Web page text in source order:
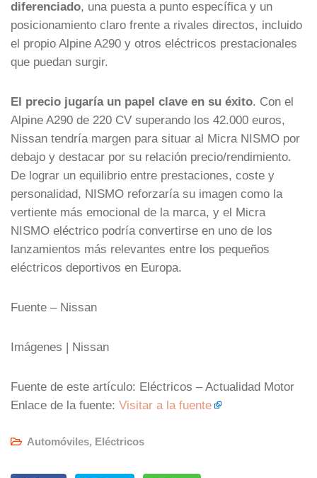
diferenciado, una puesta a punto específica y un
posicionamiento claro frente a rivales directos, incluido
el propio Alpine A290 y otros eléctricos prestacionales
que puedan surgir.
El precio jugaría un papel clave en su éxito. Con el
Alpine A290 de 220 CV superando los 42.000 euros,
Nissan tendría margen para situar al Micra NISMO por
debajo y destacar por su relación precio/rendimiento.
De lograr un equilibrio entre prestaciones, coste y
personalidad, NISMO reforzaría su imagen como la
vertiente más emocional de la marca, y el Micra
NISMO eléctrico podría convertirse en uno de los
lanzamientos más relevantes entre los pequeños
eléctricos deportivos en Europa.
Fuente – Nissan
Imágenes | Nissan
Fuente de este artículo: Eléctricos – Actualidad Motor
Enlace de la fuente: Visitar a la fuente
Automóviles, Eléctricos